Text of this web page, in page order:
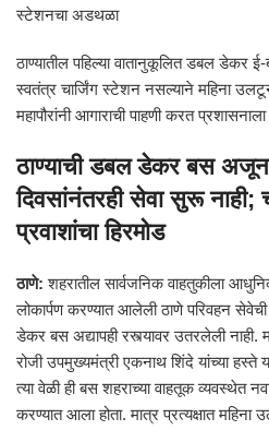
स्टेशनचा अडथळा
ठाण्यातील पहिल्या वातानुकूलित डबल डेकर
स्वतंत्र चार्जिंग स्टेशन नसल्याने महिना
महापौरांनी आगाराची पाहणी करत
ठाण्याची डबल डेकर बस
दिवसांनंतरही सेवा सुरू नाही;
प्रवाशांचा हिरमोड
ठाणे: शहरातील सार्वजनिक वाहतुकीला
लोकार्पण करण्यात आलेली ठाणे परिवहन
डेकर बस अद्यापही रस्त्यावर उतरलेली नाही.
रोजी उपमुख्यमंत्री एकनाथ शिंदे यांच्या हस्ते
त्या वेळी ही बस शहराच्या वाहतूक व्यवस्थेत
करण्यात आला होता. मात्र प्रत्यक्षात